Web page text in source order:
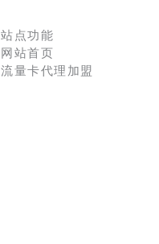
站点功能
网站首页
流量卡代理加盟